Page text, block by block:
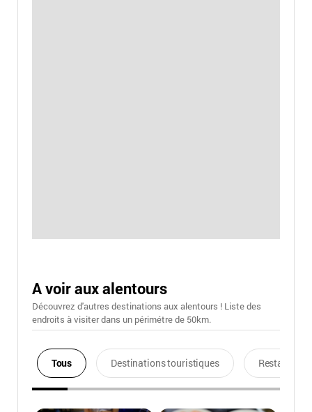
A voir aux alentours
Découvrez d'autres destinations aux alentours ! Liste des
endroits à visiter dans un périmétre de 50km.
Tous Destinations touristiques Restaurants